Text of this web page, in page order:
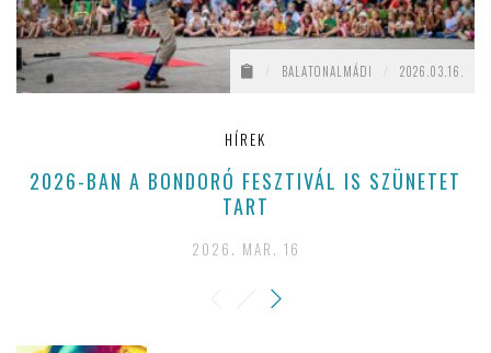
BALATONALMÁDI 2026.03.16.
HÍREK
2026-BAN A BONDORÓ FESZTIVÁL IS SZÜNETET
TART
2026. MAR. 16